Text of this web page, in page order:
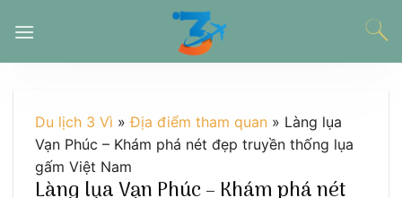
đến
Du lịch 3 Vì »Địa điểm tham quan » Làng lụa
Vạn Phúc – Khám phá nét đẹp truyền thống lụa
gấm Việt Nam
Làng lụa Vạn Phúc – Khám phá nét